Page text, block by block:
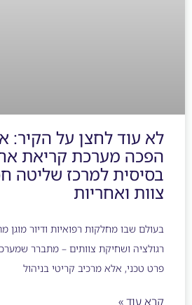
לחצן על הקיר: איך
מערכת קריאת אחות
למרכז שליטה חכם על
ואחריות
שבו מחלקות רפואיות ודיור מוגן מתמודדות
ושחיקת צוותים – מתברר שמערכת קריאת
אלא מרכיב קריטי בניהול